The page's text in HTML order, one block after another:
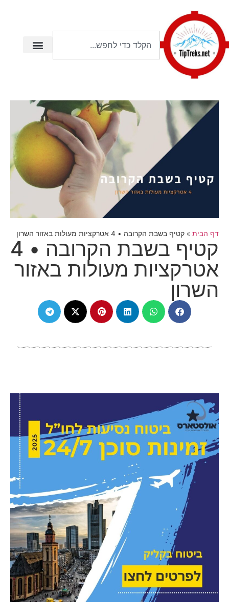
דף הבית » קטיף בשבת הקרובה • 4 אטרקציות מעולות באזור השרון
קטיף בשבת הקרובה • 4
אטרקציות מעולות באזור
השרון